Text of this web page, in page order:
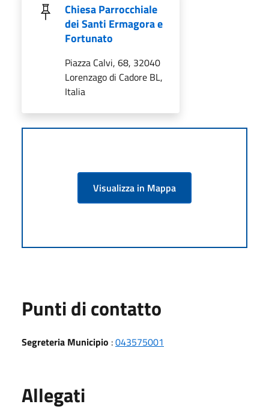
Chiesa Parrocchiale
dei Santi Ermagora e
Fortunato
Piazza Calvi, 68, 32040
Lorenzago di Cadore BL,
Italia
Visualizza in Mappa
Punti di contatto
Segreteria Municipio :043575001
Allegati